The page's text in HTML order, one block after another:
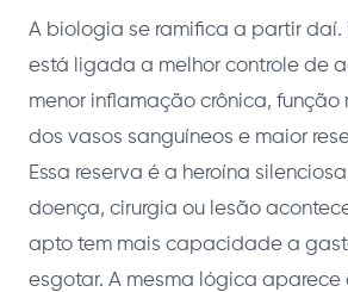
A biologia se ramifica a partir
está ligada a melhor controle de
menor inflamação crônica, função
dos vasos sanguíneos e maior
Essa reserva é a heroína
doença, cirurgia ou lesão
apto tem mais capacidade a
esgotar. A mesma lógica aparece